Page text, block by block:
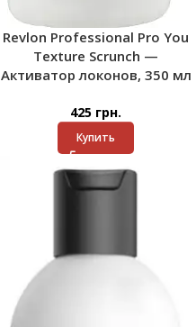
Revlon Professional Pro You
Texture Scrunch —
Активатор локонов, 350 мл
425 грн.
Купить